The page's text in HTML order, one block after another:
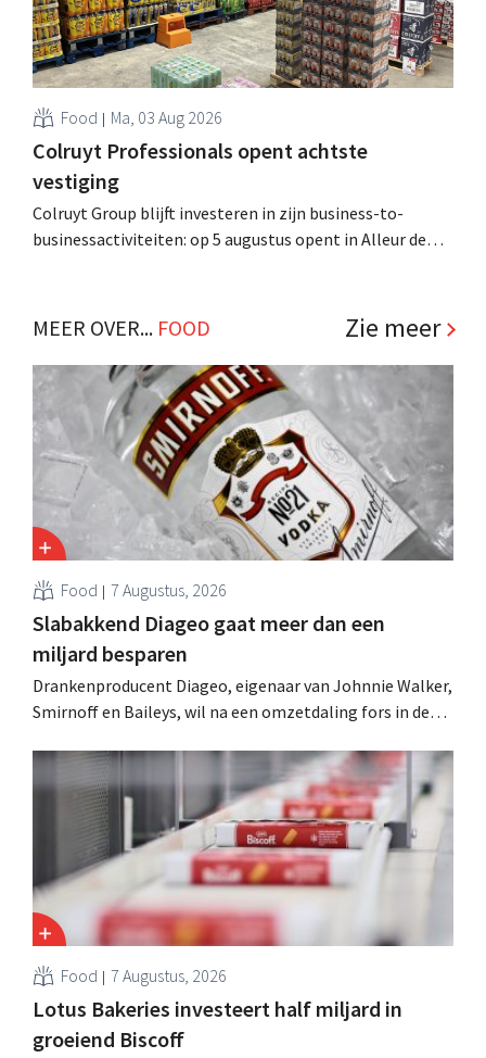
Food Ma, 03 Aug 2026
Colruyt Professionals opent achtste
vestiging
Colruyt Group blijft investeren in zijn business-to-
businessactiviteiten: op 5 augustus opent in Alleur de
klanten. .
MEER OVER... FOOD Zie meer
Food 7 Augustus, 2026
Slabakkend Diageo gaat meer dan een
miljard besparen
Drankenproducent Diageo, eigenaar van Johnnie Walker,
Smirnoff en Baileys, wil na een omzetdaling fors in de
andere Guiness en voorgemixte cocktails.
Food 7 Augustus, 2026
Lotus Bakeries investeert half miljard in
groeiend Biscoff